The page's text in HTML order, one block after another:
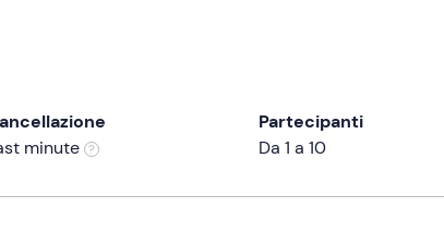
minute
Partecipanti
Da 1 a 10